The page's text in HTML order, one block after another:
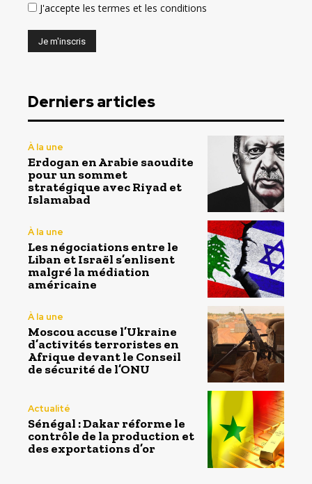
J'accepte les termes et les conditions
Derniers articles
À la une
Erdogan en Arabie saoudite
pour un sommet
stratégique avec Riyad et
Islamabad
À la une
Les négociations entre le
Liban et Israël s’enlisent
malgré la médiation
américaine
À la une
Moscou accuse l’Ukraine
d’activités terroristes en
Afrique devant le Conseil
de sécurité de l’ONU
Actualité
Sénégal : Dakar réforme le
contrôle de la production et
des exportations d’or